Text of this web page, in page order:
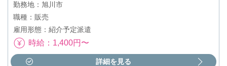
勤務地：旭川市
職種：販売
雇用形態：紹介予定派遣
時給：1,400円〜
詳細を見る